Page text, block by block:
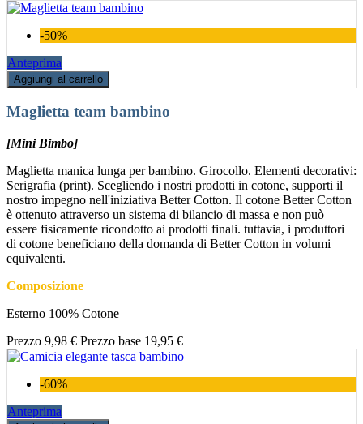
-50%
Anteprima
Aggiungi al carrello
Maglietta team bambino
[Mini Bimbo]
Maglietta manica lunga per bambino. Girocollo. Elementi decorativi:
Serigrafia (print). Scegliendo i nostri prodotti in cotone, supporti il
nostro impegno nell'iniziativa Better Cotton. Il cotone Better Cotton
è ottenuto attraverso un sistema di bilancio di massa e non può
essere fisicamente ricondotto ai prodotti finali. tuttavia, i produttori
di cotone beneficiano della domanda di Better Cotton in volumi
equivalenti.
Composizione
Esterno 100% Cotone
Prezzo 9,98 € Prezzo base 19,95 €
-60%
Anteprima